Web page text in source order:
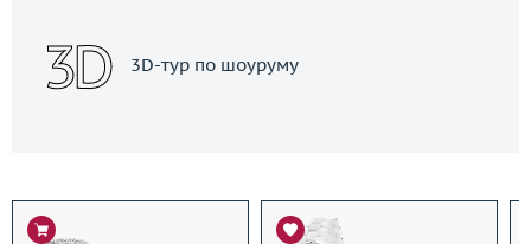
3D-тур по шоуруму